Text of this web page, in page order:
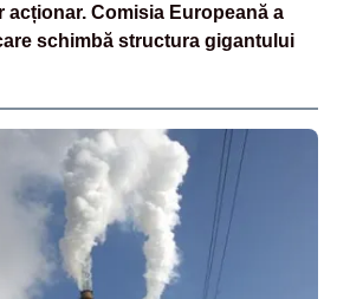
acționar. Comisia Europeană a
schimbă structura gigantului